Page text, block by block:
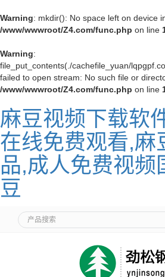
Warning: mkdir(): No space left on device
/www/wwwroot/Z4.com/func.php on line
Warning:
file_put_contents(./cachefile_yuan/
failed to open stream: No such file or
/www/wwwroot/Z4.com/func.php on line
麻豆视频下载软
在线免费观看,麻
品,成人免费视频
豆